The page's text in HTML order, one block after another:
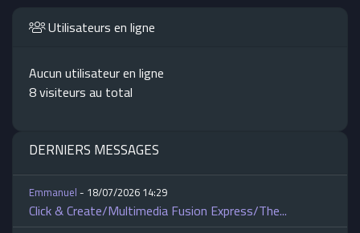
Utilisateurs en ligne
Aucun utilisateur en ligne
8 visiteurs au total
DERNIERS MESSAGES
Emmanuel- 18/07/2026 14:29
Click & Create/Multimedia Fusion Express/The...